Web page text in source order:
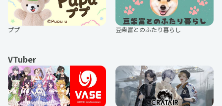
ププ 豆柴富とのふたり暮らし
VTuber